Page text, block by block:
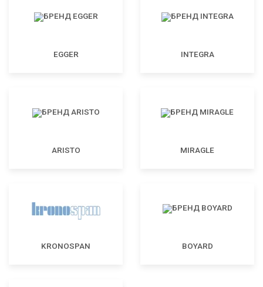
EGGER INTEGRA
ARISTO MIRAGLE
KRONOSPAN BOYARD